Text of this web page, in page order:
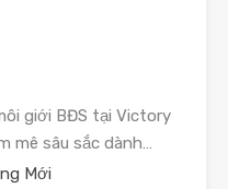
giới BĐS tại Victory
mê sâu sắc dành…
Mới